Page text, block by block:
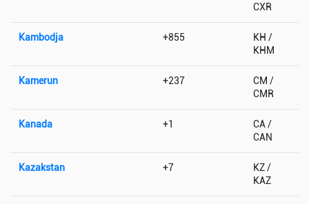
CXR
Kambodja +855
KH /
KHM
Kamerun +237
CM /
CMR
Kanada +1
CA /
CAN
Kazakstan +7
KZ /
KAZ